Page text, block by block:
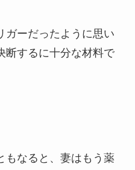
ガーだったように思い
断するに十分な材料で
もなると、妻はもう薬